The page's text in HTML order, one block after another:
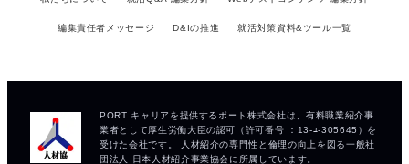
編集責任者メッセージ D&Iの推進 就活対策資料&ツール一覧